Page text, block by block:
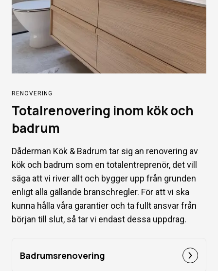
RENOVERING
Totalrenovering inom kök och
badrum
Dåderman Kök & Badrum tar sig an renovering av
kök och badrum som en totalentreprenör, det vill
säga att vi river allt och bygger upp från grunden
enligt alla gällande branschregler. För att vi ska
kunna hålla våra garantier och ta fullt ansvar från
början till slut, så tar vi endast dessa uppdrag.
Badrumsrenovering